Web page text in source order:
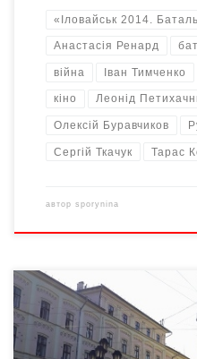
«Іловайськ 2014.
Анастасія Ренард
війна Іван Тимченко
кіно Леонід
Олексій Буравчиков
Сергій Ткачук Тарас
автор sporynina
29 серпня 2018-го на
панахида за загиблими